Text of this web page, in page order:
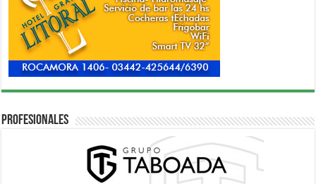
Profesionales